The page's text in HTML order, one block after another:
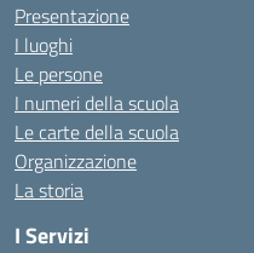
Presentazione
I luoghi
Le persone
I numeri della scuola
Le carte della scuola
Organizzazione
La storia
I Servizi